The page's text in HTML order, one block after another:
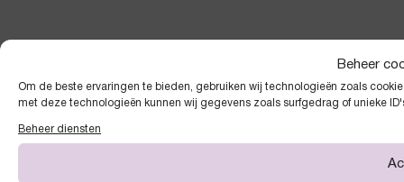
Beheer
Om de beste ervaringen te bieden, gebruiken wij technologieën zoals
met deze technologieën kunnen wij gegevens zoals surfgedrag of unieke
Beheer diensten